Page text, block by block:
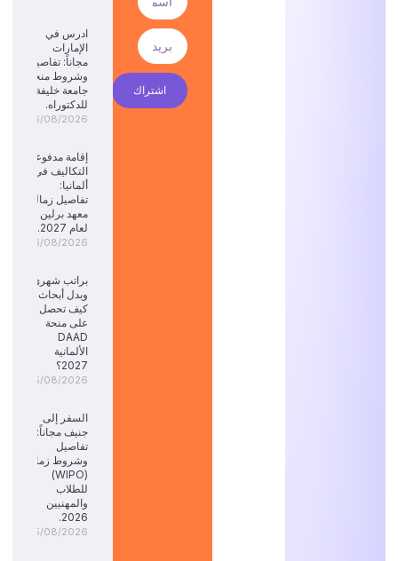
اشتراك
ادرس في
الإمارات
مجاناً: تفاصيل
وشروط منحة
جامعة خليفة
للدكتوراه.
06/08/2026
إقامة مدفوعة
التكاليف في
ألمانيا:
تفاصيل زمالة
معهد برلين
لعام 2027.
06/08/2026
براتب شهري
وبدل أبحاث:
كيف تحصل
على منحة
DAAD
الألمانية
2027؟
05/08/2026
السفر إلى
جنيف مجاناً:
تفاصيل
وشروط زمالة
(WIPO)
للطلاب
والمهنيين
2026.
05/08/2026